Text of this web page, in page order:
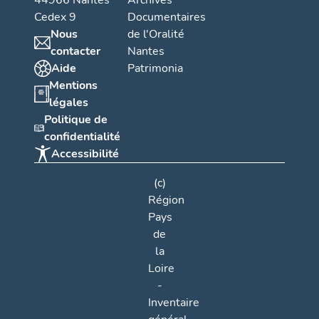
Cedex 9
Nous
contacter
Aide
Mentions
légales
Politique de
confidentialité
Accessibilité
Documentaires
de l'Oralité
Nantes
Patrimonia
(c)
Région
Pays
de
la
Loire
-
Inventaire